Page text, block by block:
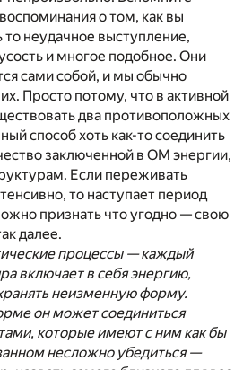
о том, как вы
неудачное выступление,
и многое подобное. Они
сами собой, и мы обычно
Просто потому, что в активной
два противоположных
способ хоть как-то соединить
заключенной в ОМ энергии,
Если переживать
то наступает период
признать что угодно — свою
далее.
процессы — каждый
включает в себя энергию,
неизменную форму.
он может соединиться
которые имеют с ним как бы
несложно убедиться —